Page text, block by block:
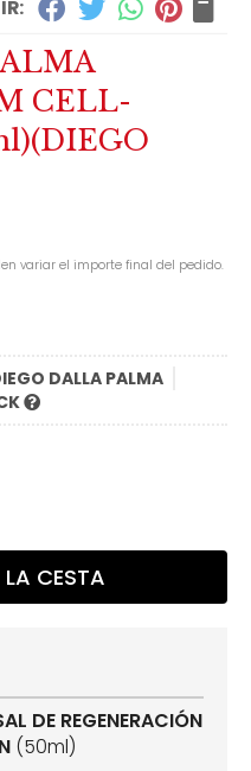
CELL-
(DIEGO
variar el importe final del pedido.
DALLA PALMA
CESTA
DE REGENERACIÓN
(50ml)